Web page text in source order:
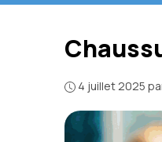
4 juillet 2025